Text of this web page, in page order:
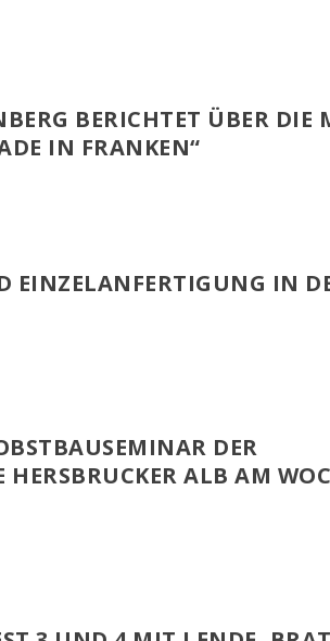
BERICHTET ÜBER DIE
IN FRANKEN“
EINZELANFERTIGUNG IN
DER
ALB AM